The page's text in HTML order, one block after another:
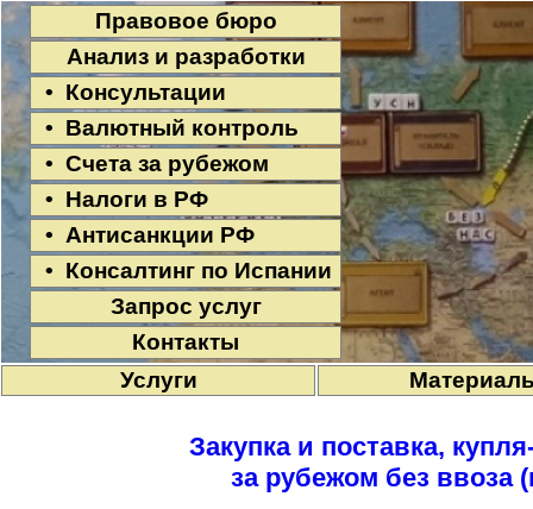
Правовое бюро
Анализ и разработки
• Консультации
• Валютный контроль
• Счета за рубежом
• Налоги в РФ
• Антисанкции РФ
• Консалтинг по Испании
Запрос услуг
Контакты
Услуги
Закупка и поставка,
за рубежом без ввоза